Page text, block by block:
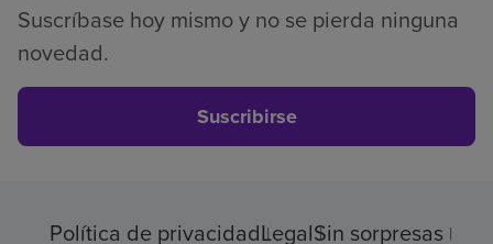
Suscríbase hoy mismo y no se pierda ninguna
novedad.
Suscribirse
Política de privacidadLegalSin sorpresas